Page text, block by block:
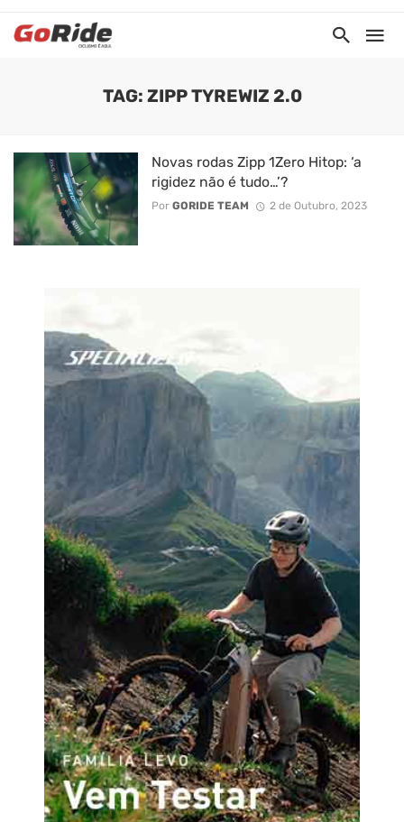
TAG: ZIPP TYREWIZ 2.0
Novas rodas Zipp 1Zero Hitop: ‘a
rigidez não é tudo…’?
Por GORIDE TEAM 2 de Outubro, 2023